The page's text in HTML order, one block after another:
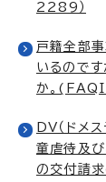
2289）
戸籍全部事
いるので
か。
DV（ドメ
童虐待及
の交付請